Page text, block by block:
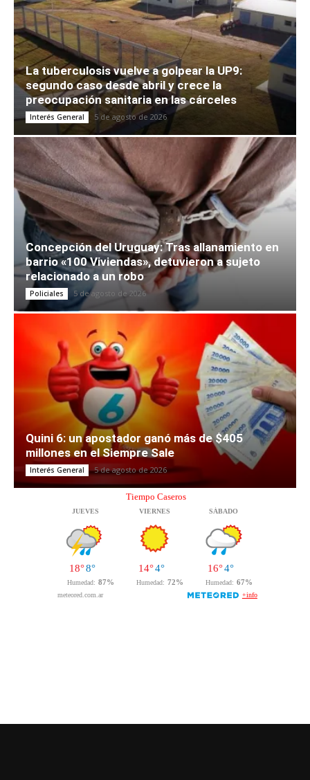
La tuberculosis vuelve a golpear la UP9:
segundo caso desde abril y crece la
preocupación sanitaria en las cárceles
Interés General 5 de agosto de 2026
Concepción del Uruguay: Tras allanamiento en
barrio «100 Viviendas», detuvieron a sujeto
relacionado a un robo
Policiales 5 de agosto de 2026
Quini 6: un apostador ganó más de $405
millones en el Siempre Sale
Interés General 5 de agosto de 2026